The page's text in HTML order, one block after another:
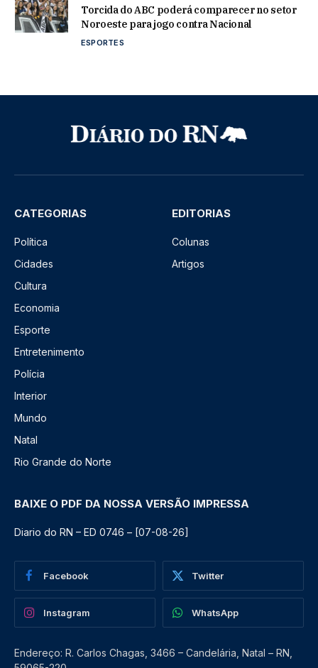
Torcida do ABC poderá comparecer no setor
Noroeste para jogo contra Nacional
ESPORTES
CATEGORIAS
Política
Cidades
Cultura
Economia
Esporte
Entretenimento
Polícia
Interior
Mundo
Natal
Rio Grande do Norte
EDITORIAS
Colunas
Artigos
BAIXE O PDF DA NOSSA VERSÃO IMPRESSA
Diario do RN – ED 0746 – [07-08-26]
Facebook Twitter
Instagram WhatsApp
Endereço: R. Carlos Chagas, 3466 – Candelária, Natal – RN,